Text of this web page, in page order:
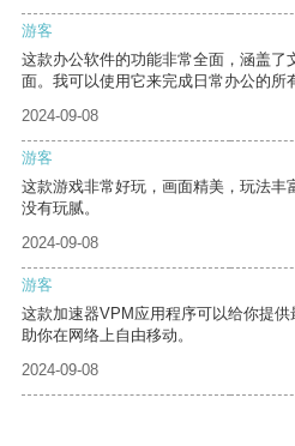
游客
这款办公软件的功能非常全面，涵盖了
面。我可以使用它来完成日常办公的所
2024-09-08
游客
这款游戏非常好玩，画面精美，玩法丰
没有玩腻。
2024-09-08
游客
这款加速器VPM应用程序可以给你提
助你在网络上自由移动。
2024-09-08